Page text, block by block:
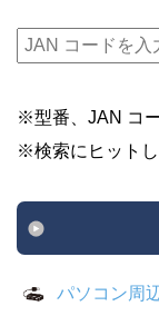
※型番、JAN コ
※検索にヒットし
パソコン周